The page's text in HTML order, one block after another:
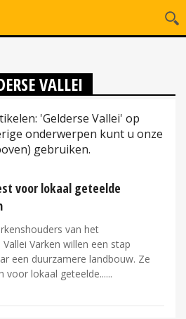
VALLEI
'Gelderse Vallei' op
onderwerpen kunt u onze
gebruiken.
voor lokaal geteelde
van het
Varken willen een stap
een duurzamere landbouw. Ze
voor lokaal geteelde...